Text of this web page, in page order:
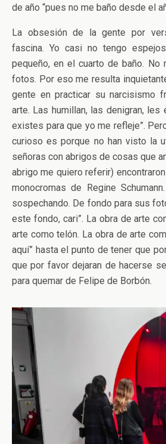
de año “pues no me baño desde el
La obsesión de la gente por
fascina. Yo casi no tengo
pequeño, en el cuarto de baño. No
fotos. Por eso me resulta
gente en practicar su narcisismo
arte. Las humillan, las denigran, les
existes para que yo me refleje”.
curioso es porque no han visto la
señoras con abrigos de cosas que
abrigo me quiero referir)
monocromas de Regine
sospechando. De fondo para sus
este fondo, cari”. La obra de arte
arte como telón. La obra de arte
aquí” hasta el punto de tener que
que por favor dejaran de hacerse
para quemar de Felipe de Borbón.